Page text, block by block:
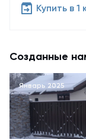
Купить в 1
Созданные
Январь 2025